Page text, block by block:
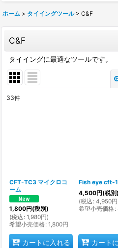
ホーム > タイイングツール > C&F
C&F
タイイングに最適なツールです。
33件
CFT-TC3 マイクロコ
ーム
1,800円(税別)
(税込 : 1,980円)
希望小売価格: 1,800円
カートに入れる
Fish eye cft-
4,500円(税別)
(税込 : 4,950円
希望小売価格:
カート